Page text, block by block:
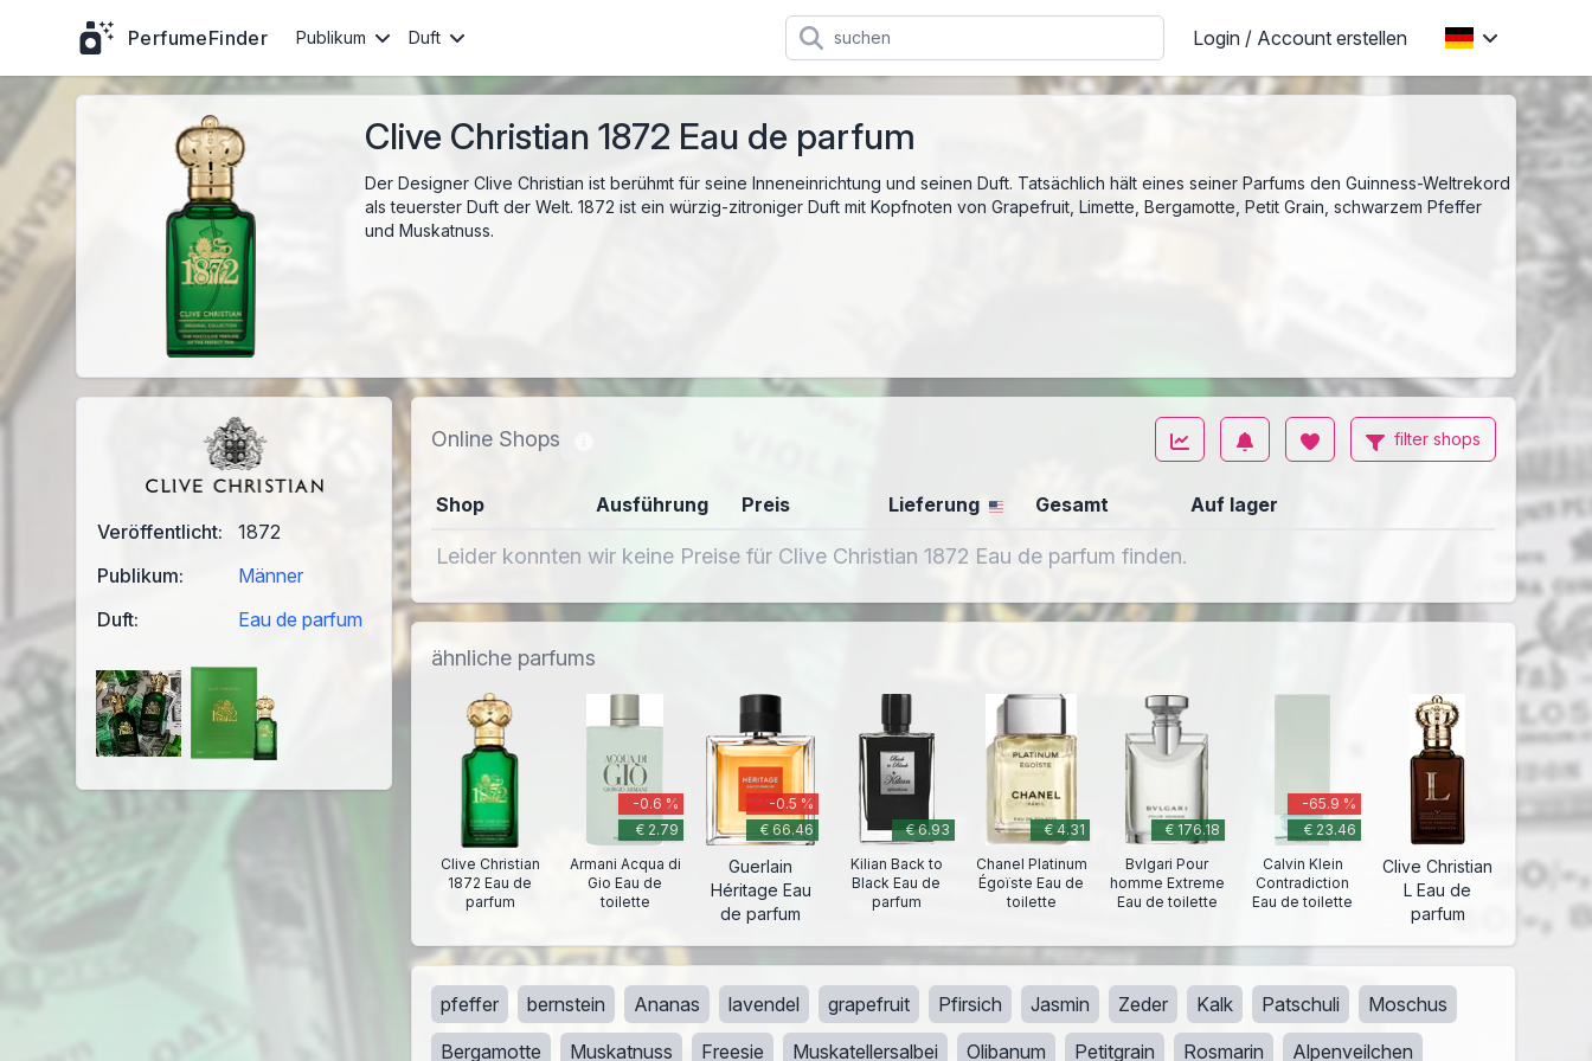
PerfumeFinder Publikum Duft Login / Account erstellen
Clive Christian 1872 Eau de parfum
Der Designer Clive Christian ist berühmt für seine Inneneinrichtung und seinen Duft. Tatsächlich hält eines seiner Parfums den Guinness-Weltrekord
als teuerster Duft der Welt. 1872 ist ein würzig-zitroniger Duft mit Kopfnoten von Grapefruit, Limette, Bergamotte, Petit Grain, schwarzem Pfeffer
und Muskatnuss.
Veröffentlicht:
1872
Publikum:
Männer
Duft:
Eau de parfum
Online Shops filter shops
Shop Ausführung Preis Lieferung Gesamt Auf lager
Leider konnten wir keine Preise für Clive Christian 1872 Eau de parfum finden.
ähnliche parfums
Clive Christian
1872 Eau de
parfum
-0.6 %
€ 2.79
Armani Acqua di
Gio Eau de
toilette
-0.5 %
€ 66.46
Guerlain
Héritage Eau
de parfum
€ 6.93
Kilian Back to
Black Eau de
parfum
€ 4.31
Chanel Platinum
Égoïste Eau de
toilette
€ 176.18
Bvlgari Pour
homme Extreme
Eau de toilette
-65.9 %
€ 23.46
Calvin Klein
Contradiction
Eau de toilette
Clive Christian
L Eau de
parfum
pfeffer bernstein Ananas lavendel grapefruit Pfirsich Jasmin Zeder Kalk Patschuli
Moschus
Bergamotte
Muskatnuss Freesie Muskatellersalbei Olibanum Petitgrain Rosmarin Alpenveilchen